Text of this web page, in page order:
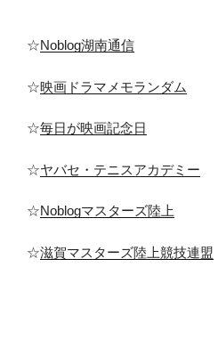
☆Noblog湖南通信
☆映画ドラマメモランダム
☆毎日が映画記念日
☆ヤバセ・テニスアカデミー
☆Noblogマスターズ陸上
☆滋賀マスターズ陸上競技連盟